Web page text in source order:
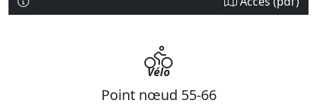
Vélo
Point nœud 55-66